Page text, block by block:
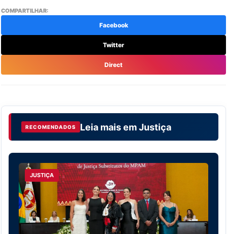
COMPARTILHAR:
Facebook
Twitter
Direct
RECOMENDADOS Leia mais emJustiça
JUSTIÇA